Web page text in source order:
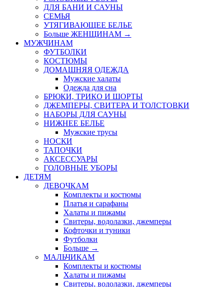
ДЛЯ БАНИ И САУНЫ
СЕМЬЯ
УТЯГИВАЮЩЕЕ БЕЛЬЕ
Больше ЖЕНЩИНАМ →
МУЖЧИНАМ
ФУТБОЛКИ
КОСТЮМЫ
ДОМАШНЯЯ ОДЕЖДА
Мужские халаты
Одежда для сна
БРЮКИ, ТРИКО И ШОРТЫ
ДЖЕМПЕРЫ, СВИТЕРА И ТОЛСТОВКИ
НАБОРЫ ДЛЯ САУНЫ
НИЖНЕЕ БЕЛЬЕ
Мужские трусы
НОСКИ
ТАПОЧКИ
АКСЕССУАРЫ
ГОЛОВНЫЕ УБОРЫ
ДЕТЯМ
ДЕВОЧКАМ
Комплекты и костюмы
Платья и сарафаны
Халаты и пижамы
Свитеры, водолазки, джемперы
Кофточки и туники
Футболки
Больше →
МАЛЬЧИКАМ
Комплекты и костюмы
Халаты и пижамы
Свитеры, водолазки, джемперы